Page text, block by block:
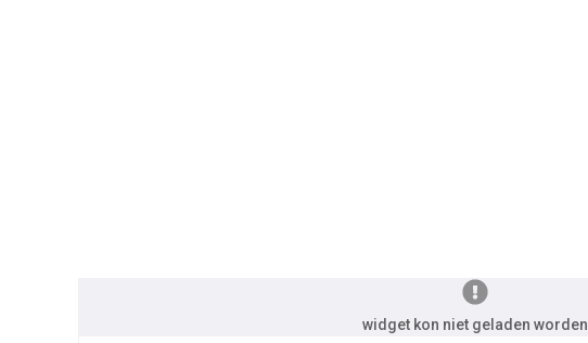
widget kon niet geladen worden